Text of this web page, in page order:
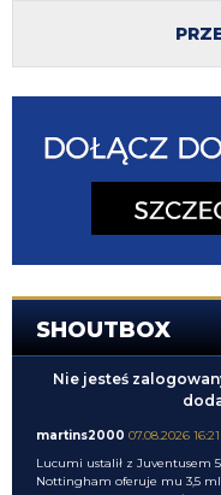
SHOUTBOX
Nie jesteś
martins2000 07.08.2026 16:21
Lucumi ustalił z Juventusem
Nottingham oferuje mu 3,5